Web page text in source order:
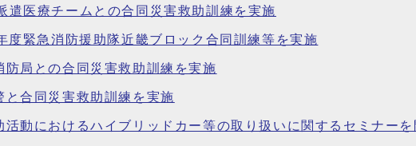
遣医療チームとの合同災害救助訓練を実施
度緊急消防援助隊近畿ブロック合同訓練等を実施
防局との合同災害救助訓練を実施
と合同災害救助訓練を実施
活動におけるハイブリッドカー等の取り扱いに関するセミナー